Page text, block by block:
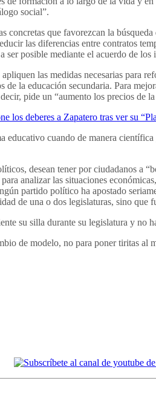
social”.
concretas que favorezcan la
las diferencias entre contratos
ser posible mediante el acuerdo de los
las medidas necesarias para
de la educación secundaria. Para
pide un “aumento los precios de
los deberes a Zapatero tras ver su
cuando de manera
desean tener por ciudadanos a
analizar las situaciones
partido político ha apostado
de una o dos legislaturas, sino que
su silla durante su legislatura y
de modelo, no para poner tiritas